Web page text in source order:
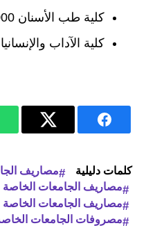
كلية طب الأسنان 233,000 جنيهًا مصريًا.
كلية الآداب والإنسانيات 143,000 جنيهًا
كلمات دليلية
مصاريف
مصاريف الجامعات الخاصة 2023
مصاريف الجامعات
مصروفات الجامعات